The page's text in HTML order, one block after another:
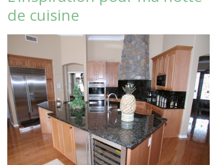
de cuisine